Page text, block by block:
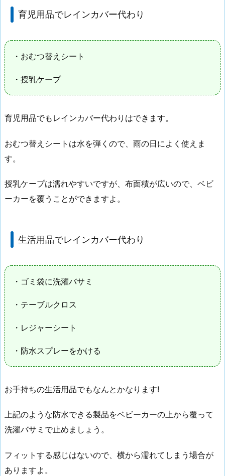
育児用品でレインカバー代わり
・おむつ替えシート
・授乳ケープ
育児用品でもレインカバー代わりはできます。
おむつ替えシートは水を弾くので、雨の日によく使えま
す。
授乳ケープは濡れやすいですが、布面積が広いので、ベビ
ーカーを覆うことができますよ。
生活用品でレインカバー代わり
・ゴミ袋に洗濯バサミ
・テーブルクロス
・レジャーシート
・防水スプレーをかける
お手持ちの生活用品でもなんとかなります!
上記のような防水できる製品をベビーカーの上から覆って
洗濯バサミで止めましょう。
フィットする感じはないので、横から濡れてしまう場合が
ありますよ。